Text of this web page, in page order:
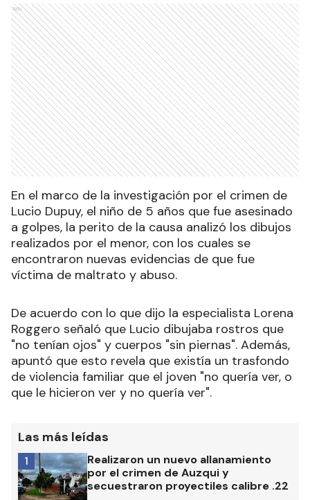
Ads
En el marco de la investigación por el crimen de
Lucio Dupuy, el niño de 5 años que fue asesinado
a golpes, la perito de la causa analizó los dibujos
realizados por el menor, con los cuales se
encontraron nuevas evidencias de que fue
víctima de maltrato y abuso.
De acuerdo con lo que dijo la especialista Lorena
Roggero señaló que Lucio dibujaba rostros que
"no tenían ojos" y cuerpos "sin piernas". Además,
apuntó que esto revela que existía un trasfondo
de violencia familiar que el joven "no quería ver, o
que le hicieron ver y no quería ver".
Las más leídas
Realizaron un nuevo allanamiento
por el crimen de Auzqui y
secuestraron proyectiles calibre .22
1